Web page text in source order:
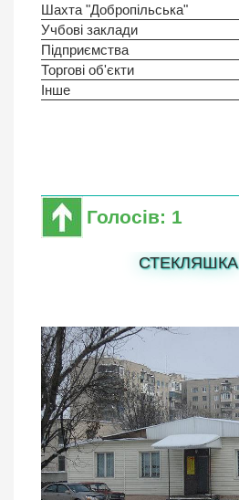
Шахта "Добропільська"
Учбові заклади
Підприємства
Торгові об'єкти
Інше
Голосів: 1
СТЕКЛЯШКА